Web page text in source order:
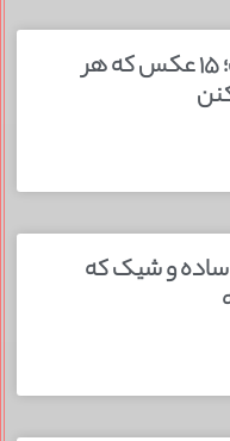
گردنبند رشته ای نما دار شیک؛ ۱۵ عکس که هر
۱۵ مدل ساده و شیک که